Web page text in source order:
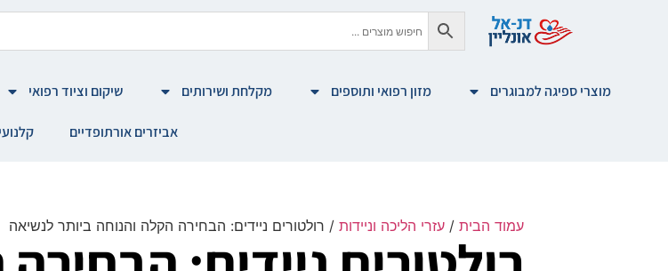
מוצרי ספיגה למבוגרים מזון רפואי ותוספים מקלחת ושירותים שיקום וציוד רפואי
אביזרים אורתופדיים
עמוד הבית / עזרי הליכה וניידות / רולטורים ניידים: הבחירה הקלה והנוחה ביותר לנשיאה